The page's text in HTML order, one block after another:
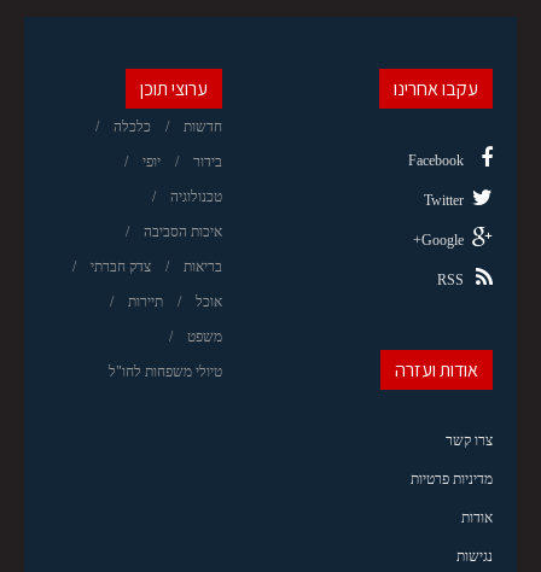
ערוצי תוכן
חדשות כלכלה
בידור יופי
טכנולוגיה
איכות הסביבה
בריאות צדק חברתי
אוכל תיירות
משפט
טיולי משפחות לחו"ל
עקבו אחרינו
Facebook
Twitter
Google+
RSS
אודות ועזרה
צרו קשר
מדיניות פרטיות
אודות
נגישות